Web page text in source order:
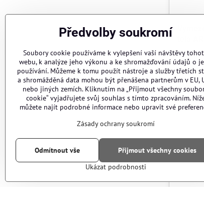
Skladem
95 Kč
Předvolby soukromí
Soubory cookie používáme k vylepšení vaší návštěvy
webu, k analýze jeho výkonu a ke shromažďování údajů o
používání. Můžeme k tomu použít nástroje a služby třetích
a shromážděná data mohou být přenášena partnerům v EU,
nebo jiných zemích. Kliknutím na „Přijmout všechny
cookie“ vyjadřujete svůj souhlas s tímto zpracováním.
můžete najít podrobné informace nebo upravit své
Zásady ochrany soukromí
Ukázat podrobnosti
Přijmout všechny cookies
Odmítnout vše